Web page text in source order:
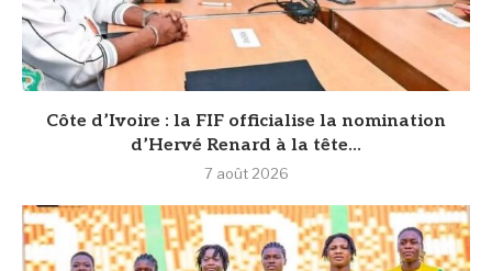
Côte d’Ivoire : la FIF officialise la nomination
d’Hervé Renard à la tête...
7 août 2026